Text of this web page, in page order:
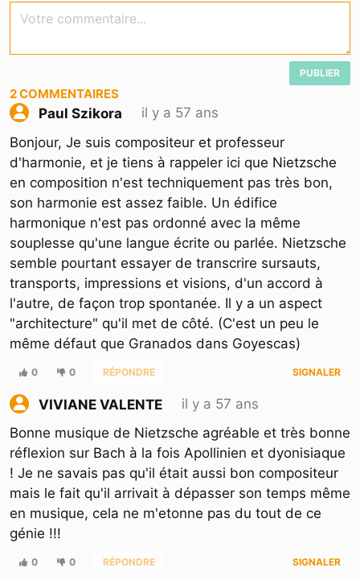
Votre commentaire...
PUBLIER
2COMMENTAIRES
Paul Szikora
il y a 57 ans
Bonjour, Je suis compositeur et professeur
d'harmonie, et je tiens à rappeler ici que Nietzsche
en composition n'est techniquement pas très bon,
son harmonie est assez faible. Un édifice
harmonique n'est pas ordonné avec la même
souplesse qu'une langue écrite ou parlée. Nietzsche
semble pourtant essayer de transcrire sursauts,
transports, impressions et visions, d'un accord à
l'autre, de façon trop spontanée. Il y a un aspect
"architecture" qu'il met de côté. (C'est un peu le
même défaut que Granados dans Goyescas)
0 0 RÉPONDRE SIGNALER
VIVIANE VALENTE
il y a 57 ans
Bonne musique de Nietzsche agréable et très bonne
réflexion sur Bach à la fois Apollinien et dyonisiaque
! Je ne savais pas qu'il était aussi bon compositeur
mais le fait qu'il arrivait à dépasser son temps même
en musique, cela ne m'etonne pas du tout de ce
génie !!!
0 0 RÉPONDRE SIGNALER